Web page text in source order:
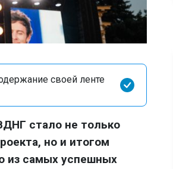
своей ленте
стало не только
но и итогом
из самых успешных